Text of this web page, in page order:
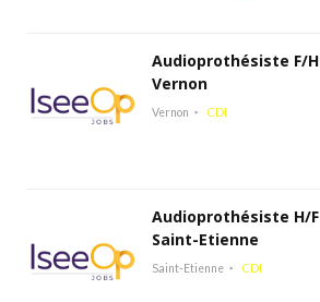
Audioprothésiste F/H
Vernon
Vernon CDI
Audioprothésiste H/F
Saint-Etienne
Saint-Etienne CDI